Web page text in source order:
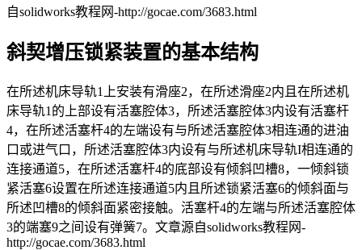
自solidworks教程网-http://gocae.com/3683.html
斜契增压锁紧装置的基本结构
在所述机床导轨1上安装有滑座2，在所述滑座2内且在所述机
床导轨1的上部设有活塞腔体3，所述活塞腔体3内设有活塞杆
4，在所述活塞杆4的左端设有与所述活塞腔体3相连通的进油
口或进气口，所述活塞腔体3内设有与所述机床导轨I相连通的
连接通道5，在所述活塞杆4的底部设有倾斜凹槽8，一倾斜锁
紧活塞6设置在所述连接通道5内且所述锁紧活塞6的倾斜面与
所述凹槽8的倾斜面紧密接触。活塞杆4的左端与所述活塞腔体
3的端塞9之间设有弹簧7。 文章源自solidworks教程网-
http://gocae.com/3683.html